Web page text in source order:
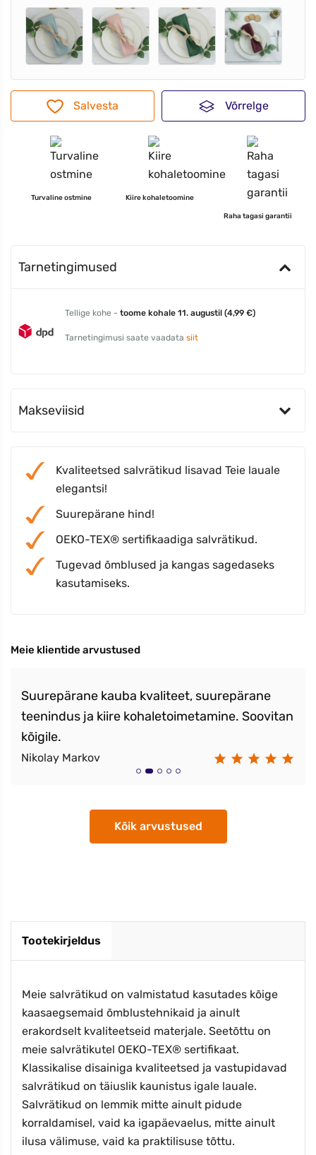
Salvesta Võrrelge
Turvaline ostmine Kiire kohaletoomine
Raha tagasi garantii
Tarnetingimused
Tellige kohe - toome kohale 11. augustil (4,99 €)
Tarnetingimusi saate vaadata siit
Makseviisid
Kvaliteetsed salvrätikud lisavad Teie lauale
elegantsi!
Suurepärane hind!
OEKO-TEX® sertifikaadiga salvrätikud.
Tugevad õmblused ja kangas sagedaseks
kasutamiseks.
Meie klientide arvustused
Suurepärane kauba kvaliteet, suurepärane
teenindus ja kiire kohaletoimetamine. Soovitan
kõigile.
Nikolay Markov
Kõik arvustused
Tootekirjeldus
Meie salvrätikud on valmistatud kasutades kõige
kaasaegsemaid õmblustehnikaid ja ainult
erakordselt kvaliteetseid materjale. Seetõttu on
meie salvrätikutel OEKO-TEX® sertifikaat.
Klassikalise disainiga kvaliteetsed ja vastupidavad
salvrätikud on täiuslik kaunistus igale lauale.
Salvrätikud on lemmik mitte ainult pidude
korraldamisel, vaid ka igapäevaelus, mitte ainult
ilusa välimuse, vaid ka praktilisuse tõttu.